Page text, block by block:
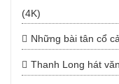
(4K)
Những bài tân cổ
Thanh Long hát